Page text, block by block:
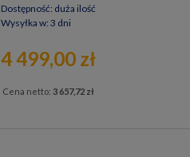
Dostępność: duża ilość
Wysyłka w: 3 dni
4 499,00 zł
Cena netto:3 657,72 zł